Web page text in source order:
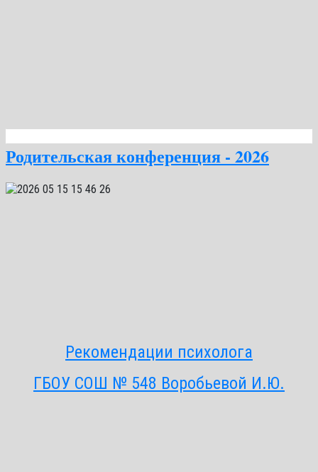
Родительская конференция - 2026
Рекомендации психолога
ГБОУ СОШ № 548 Воробьевой И.Ю.